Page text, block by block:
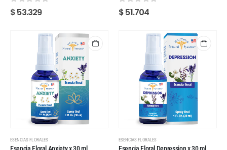
0 out of 5
$53.329 0 out of 5
$51.704
ESENCIAS FLORALES ESENCIAS FLORALES